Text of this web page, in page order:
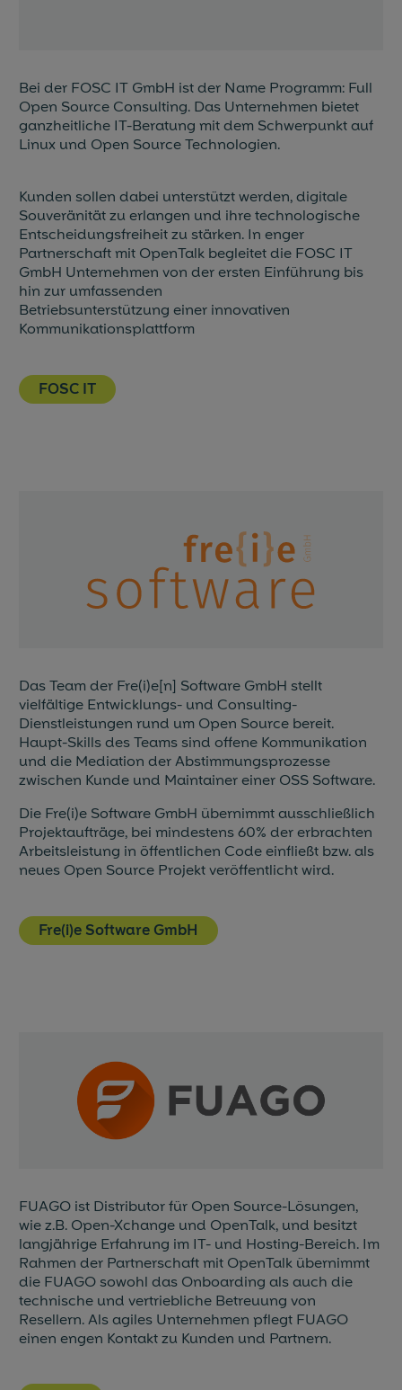
Bei der FOSC IT GmbH ist der Name Programm: Full
Open Source Consulting. Das Unternehmen bietet
ganzheitliche IT-Beratung mit dem Schwerpunkt auf
Linux und Open Source Technologien.
Kunden sollen dabei unterstützt werden, digitale
Souveränität zu erlangen und ihre technologische
Entscheidungsfreiheit zu stärken. In enger
Partnerschaft mit OpenTalk begleitet die FOSC IT
GmbH Unternehmen von der ersten Einführung bis
hin zur umfassenden
Betriebsunterstützung einer innovativen
Kommunikationsplattform
FOSC IT
Das Team der Fre(i)e[n] Software GmbH stellt
vielfältige Entwicklungs- und Consulting-
Dienstleistungen rund um Open Source bereit.
Haupt-Skills des Teams sind offene Kommunikation
und die Mediation der Abstimmungsprozesse
zwischen Kunde und Maintainer einer OSS Software.
Die Fre(i)e Software GmbH übernimmt ausschließlich
Projektaufträge, bei mindestens 60% der erbrachten
Arbeitsleistung in öffentlichen Code einfließt bzw. als
neues Open Source Projekt veröffentlicht wird.
Fre(i)e Software GmbH
FUAGO ist Distributor für Open Source-Lösungen,
wie z.B. Open-Xchange und OpenTalk, und besitzt
langjährige Erfahrung im IT- und Hosting-Bereich. Im
Rahmen der Partnerschaft mit OpenTalk übernimmt
die FUAGO sowohl das Onboarding als auch die
technische und vertriebliche Betreuung von
Resellern. Als agiles Unternehmen pflegt FUAGO
einen engen Kontakt zu Kunden und Partnern.